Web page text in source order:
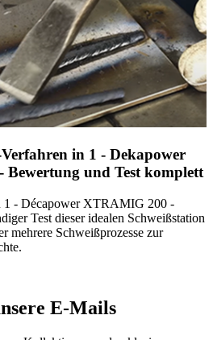
in 1 - Dekapower
und Test komplett
1 - Décapower XTRAMIG 200 -
Test dieser idealen Schweißstation
mehrere Schweißprozesse zur
E-Mails